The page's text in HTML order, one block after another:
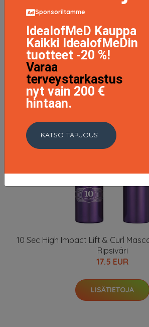
10 Sec High Impact Lift & Curl
Ripsiväri
17.5 EUR
LISÄTIETOJA
Sponsoriltamme
IdealofMeD Kauppa
Kaikki IdealofMeDin
tuotteet -20 %!
Varaa
terveystarkastus
nyt vain 200 €
hintaan.
KATSO TARJOUS